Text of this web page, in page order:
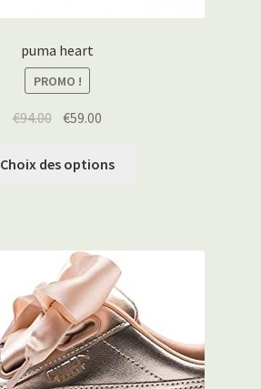
puma heart
PROMO !
€94.00 €59.00
Choix des options